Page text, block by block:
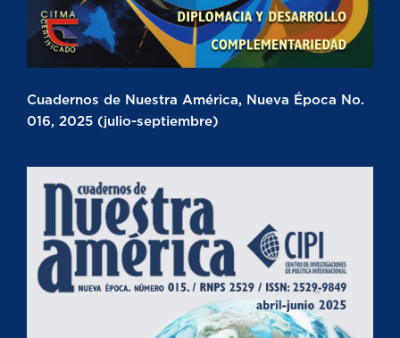
Cuadernos de Nuestra América, Nueva Época No.
016, 2025 (julio-septiembre)